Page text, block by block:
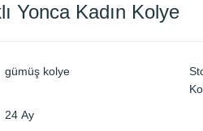
Yonca Kadın Kolye
gümüş kolye
24 Ay